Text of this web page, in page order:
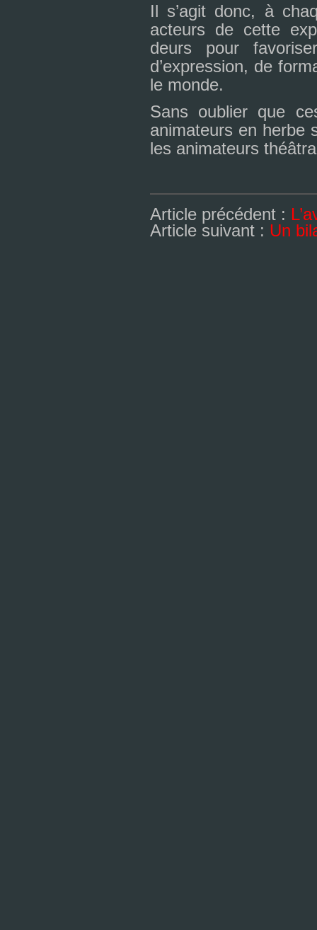
Il s’agit donc, à
acteurs de cette
deurs pour
d’expres­sion, de
le monde.
Sans oublier que
ani­ma­teurs en herbe
les ani­ma­teurs
Article précédent :
Article suivant : Un